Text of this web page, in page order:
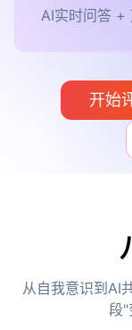
困扰如何化解
开始
从自我意识到AI
段"